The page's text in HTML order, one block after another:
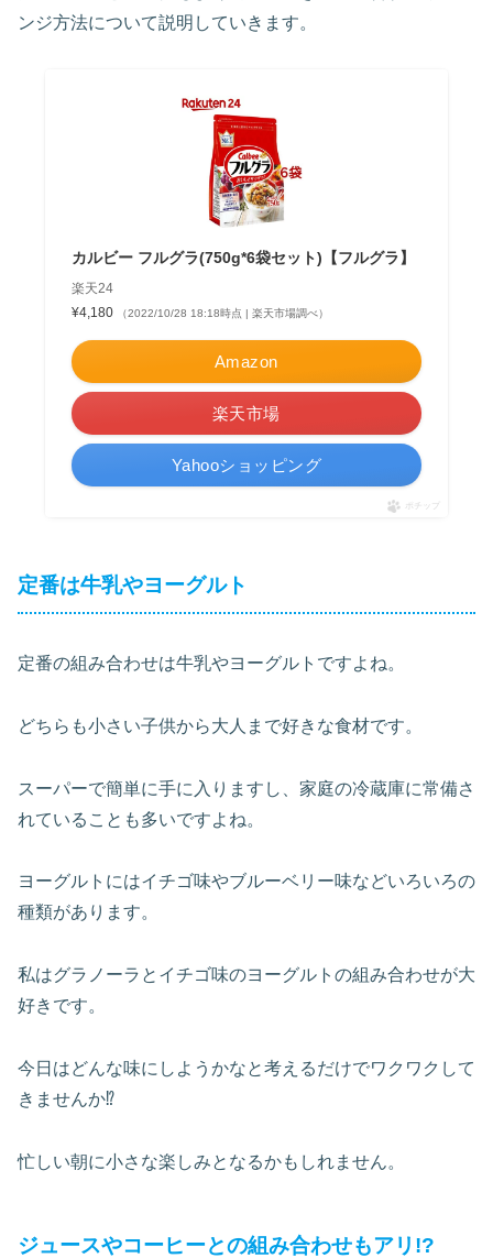
ンジ方法について説明していきます。
カルビー フルグラ(750g*6袋セット)【フルグラ】
楽天24
¥4,180
（2022/10/28 18:18時点 | 楽天市場調べ）
Amazon
楽天市場
Yahooショッピング
ポチップ
定番は牛乳やヨーグルト
定番の組み合わせは牛乳やヨーグルトですよね。
どちらも小さい子供から大人まで好きな食材です。
スーパーで簡単に手に入りますし、家庭の冷蔵庫に常備さ
れていることも多いですよね。
ヨーグルトにはイチゴ味やブルーベリー味などいろいろの
種類があります。
私はグラノーラとイチゴ味のヨーグルトの組み合わせが大
好きです。
今日はどんな味にしようかなと考えるだけでワクワクして
きませんか⁉
忙しい朝に小さな楽しみとなるかもしれません。
ジュースやコーヒーとの組み合わせもアリ!?